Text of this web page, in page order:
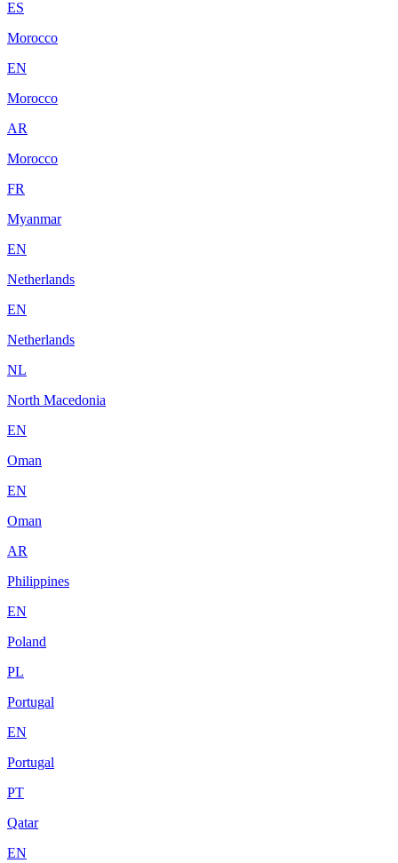
ES
Morocco
EN
Morocco
AR
Morocco
FR
Myanmar
EN
Netherlands
EN
Netherlands
NL
North Macedonia
EN
Oman
EN
Oman
AR
Philippines
EN
Poland
PL
Portugal
EN
Portugal
PT
Qatar
EN